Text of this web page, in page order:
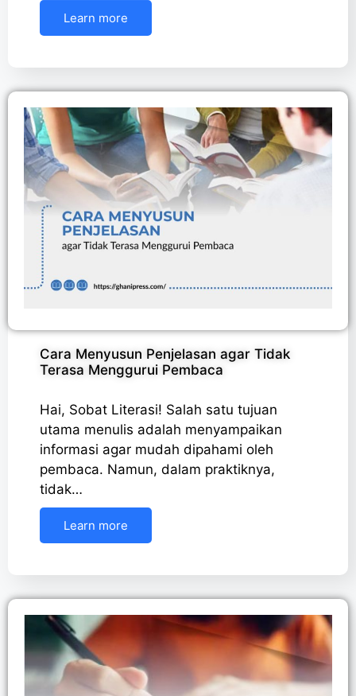
Learn more
Cara Menyusun Penjelasan agar Tidak
Terasa Menggurui Pembaca
Hai, Sobat Literasi! Salah satu tujuan
utama menulis adalah menyampaikan
informasi agar mudah dipahami oleh
pembaca. Namun, dalam praktiknya,
tidak…
Learn more